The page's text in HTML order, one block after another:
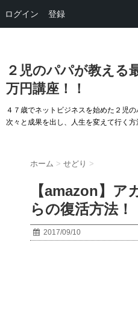
２児のパパが教え
万円講座！！
４７歳でネットビジネスを始めた２児
次々と成果を出し、人生を変えて行く方
ホーム > せどり >
【amazon】ア
らの復活方法！
2017/09/10
ログイン 登録